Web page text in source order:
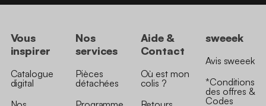
Vous
inspirer
Catalogue
digital
Nos
services
Pièces
détachées
Aide &
Contact
Où est mon
colis ?
sweeek
Avis sweeek
*Conditions
des offres &
Codes